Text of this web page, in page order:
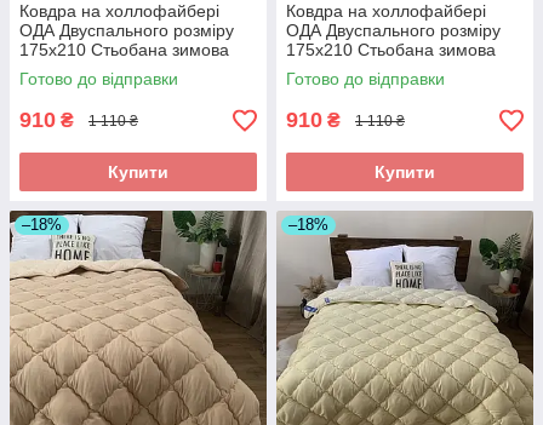
Ковдра на холлофайбері
ОДА Двуспального розміру
175х210 Стьобана зимова
ковдра високої якості
Готово до відправки
910 ₴ 1 110 ₴
Купити
Ковдра на холлофайбері
ОДА Двуспального розміру
175х210 Стьобана зимова
ковдра високої якості
Готово до відправки
910 ₴ 1 110 ₴
Купити
–18% –18%